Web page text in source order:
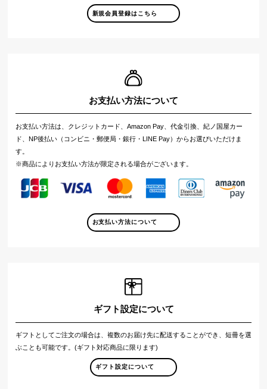
新規会員登録はこちら
お支払い方法について
お支払い方法は、クレジットカード、Amazon Pay、代金引換、紀ノ国屋カー
ド、NP後払い（コンビニ・郵便局・銀行・LINE Pay）からお選びいただけま
す。
※商品によりお支払い方法が限定される場合がございます。
お支払い方法について
ギフト設定について
ギフトとしてご注文の場合は、複数のお届け先に配送することができ、短冊を選
ぶことも可能です。(ギフト対応商品に限ります)
ギフト設定について